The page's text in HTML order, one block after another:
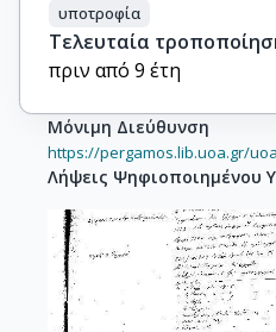
υποτροφία
Τελευταία
πριν από 9 έτη
Μόνιμη Διεύθυνση
https://pergamos.lib.uoa.gr/
Λήψεις Ψηφιοποιημένου